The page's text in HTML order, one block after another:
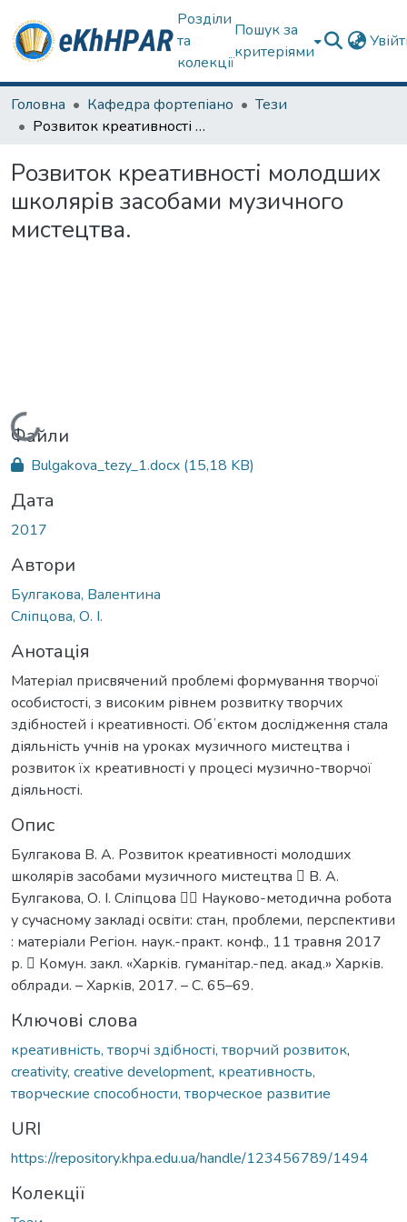
Розділи
та
колекції
Пошук за
критеріями
Головна Кафедра фортепіано
Тези
Розвиток креативності молодших школярів засобами музичного мистецтва.
Розвиток креативності молодших
школярів засобами музичного
мистецтва.
Вантажиться...
Файли
Bulgakova_tezy_1.docx (15,18 KB)
Дата
2017
Автори
Булгакова, Валентина
Сліпцова, О. І.
Анотація
Матеріал присвячений проблемі формування творчої
особистості, з високим рівнем розвитку творчих
здібностей і креативності. Обʼєктом дослідження стала
діяльність учнів на уроках музичного мистецтва і
розвиток їх креативності у процесі музично-творчої
діяльності.
Опис
Булгакова В. А. Розвиток креативності молодших
школярів засобами музичного мистецтва  В. А.
Булгакова, О. І. Сліпцова  Науково-методична робота
у сучасному закладі освіти: стан, проблеми, перспективи
: матеріали Регіон. наук.-практ. конф., 11 травня 2017
р.  Комун. закл. «Харків. гуманітар.-пед. акад.» Харків.
облради. – Харків, 2017. – С. 65–69.
Ключові слова
креативність, творчі здібності, творчий розвиток,
creativity, creative development, креативность,
творческие способности, творческое развитие
URI
https://repository.khpa.edu.ua/handle/123456789/1494
Колекції